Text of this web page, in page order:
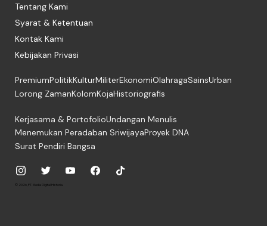
Tentang Kami
Syarat & Ketentuan
Kontak Kami
Kebijakan Privasi
PremiumPolitikKulturMiliterEkonomiOlahragaSainsUrban
Lorong ZamanKolomKojaHistoriografis
Kerjasama & PortofolioUndangan Menulis
Menemukan Peradaban SriwijayaProyek DNA
Surat Pendiri Bangsa
© 2026, PT. Media Digital Historia.